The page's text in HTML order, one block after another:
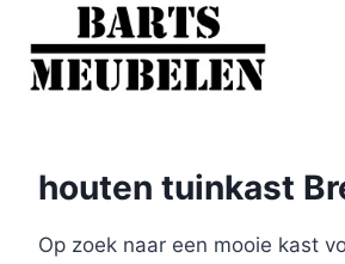
Doorgaan
naar
inhoud
houten tuinkast
Op zoek naar een mooie kast